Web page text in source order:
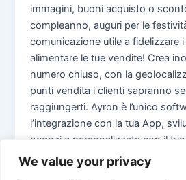
We value your privacy
immagini, buoni acquisto o
compleanno, auguri per le
comunicazione utile a fidelizzare
alimentare le tue vendite! Crea
numero chiuso, con la
punti vendita i clienti sapranno
raggiungerti. Ayron è l’unico
l’integrazione con la tua App,
negozi e personalizzata con il
Una Demo Gratuita La risposta
tuo negozio di telefonia Utilizzare